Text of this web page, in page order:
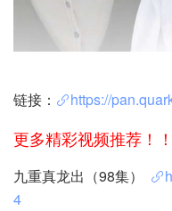
链接： https://
更多精彩视频推荐！！
九重真龙出（98集）
4